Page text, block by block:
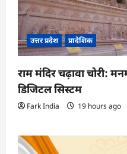
उत्तर प्रदेश प्रादेशिक
राम मंदिर चढ़ावा चोरी:
डिजिटल सिस्टम
Fark India 19 hours ago